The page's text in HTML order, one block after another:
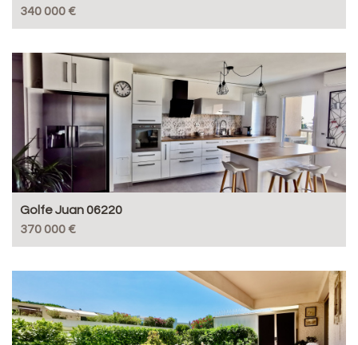
340 000 €
Golfe Juan 06220
370 000 €